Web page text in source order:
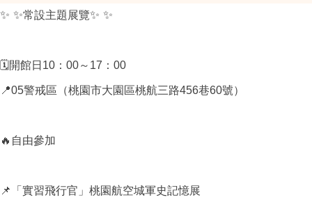
✨ ✨常設主題展覽✨ ✨
🗓開館日 10 ： 00～ 17 ： 00
📍05警戒區（桃園市大園區桃航三路456巷60號）
🔥 自由參加
📌 「實習飛行官」桃園航空城軍史記憶展